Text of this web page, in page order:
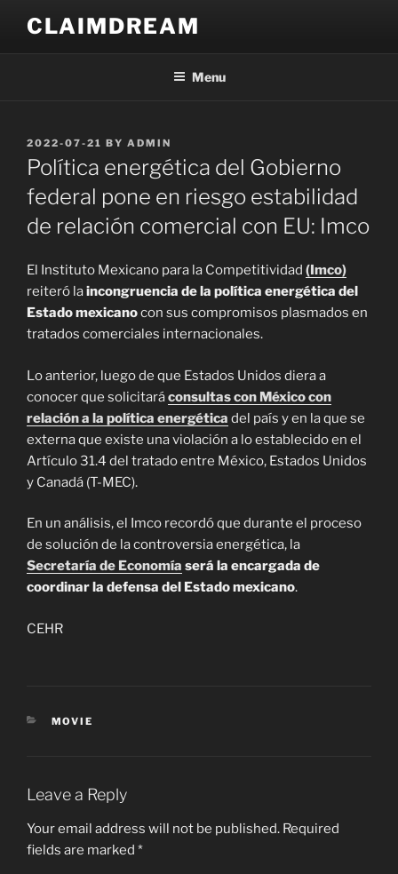
content
CLAIMDREAM
Menu
POSTED
ON
2022-07-21 BY ADMIN
Política energética del Gobierno
federal pone en riesgo estabilidad
de relación comercial con EU: Imco
El Instituto Mexicano para la Competitividad (Imco)
reiteró laincongruencia de la política energética del
Estado mexicanocon sus compromisos plasmados en
tratados comerciales internacionales.
Lo anterior, luego de que Estados Unidos diera a
conocer que solicitaráconsultas con México con
relación a la política energética del país y en la que se
externa que existe una violación a lo establecido en el
Artículo 31.4 del tratado entre México, Estados Unidos
y Canadá (T-MEC).
En un análisis, el Imco recordó que durante el proceso
de solución de la controversia energética, la
Secretaría de Economía será la encargada de
coordinar la defensa del Estado mexicano.
CEHR
CATEGORIES
MOVIE
Leave a Reply
Your email address will not be published. Required
fields are marked *